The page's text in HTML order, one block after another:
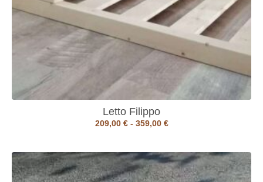
Letto Filippo
209,00 € - 359,00 €